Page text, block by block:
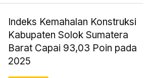
Indeks Kemahalan Konstruksi
Kabupaten Solok Sumatera
Barat Capai 93,03 Poin pada
2025